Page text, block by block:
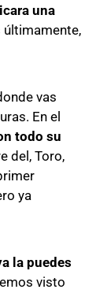
una
últimamente,
vas
En el
todo su
del, Toro,
ya
la puedes
visto